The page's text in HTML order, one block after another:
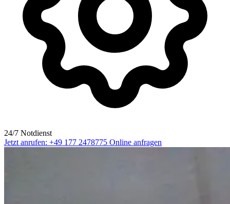
24/7 Notdienst
Jetzt anrufen: +49 177 2478775 Online anfragen